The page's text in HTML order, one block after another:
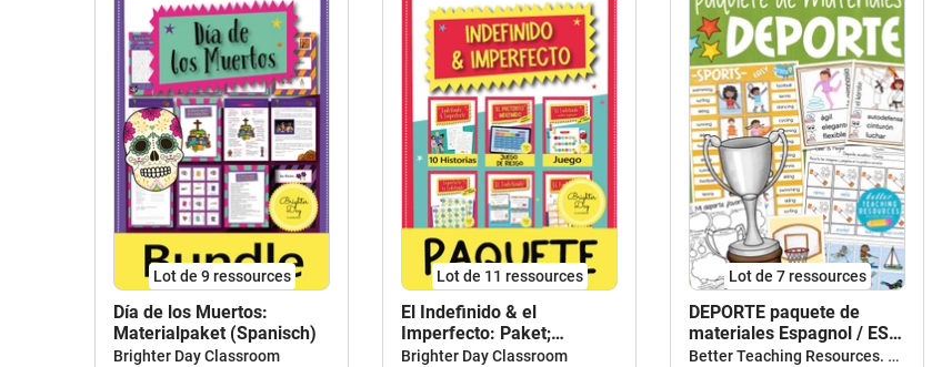
Lot de 9 ressources
Día de los Muertos:
Materialpaket (Spanisch)
Brighter Day Classroom
Lot de 11 ressources
El Indefinido & el
Imperfecto: Paket;
Aktivitäten (Spanisch)
Brighter Day Classroom
Lot de 7 ressources
DEPORTE paquete de
materiales Espagnol / ESL
teaching resources bundle
Better Teaching Resources. Longer coffee breaks.